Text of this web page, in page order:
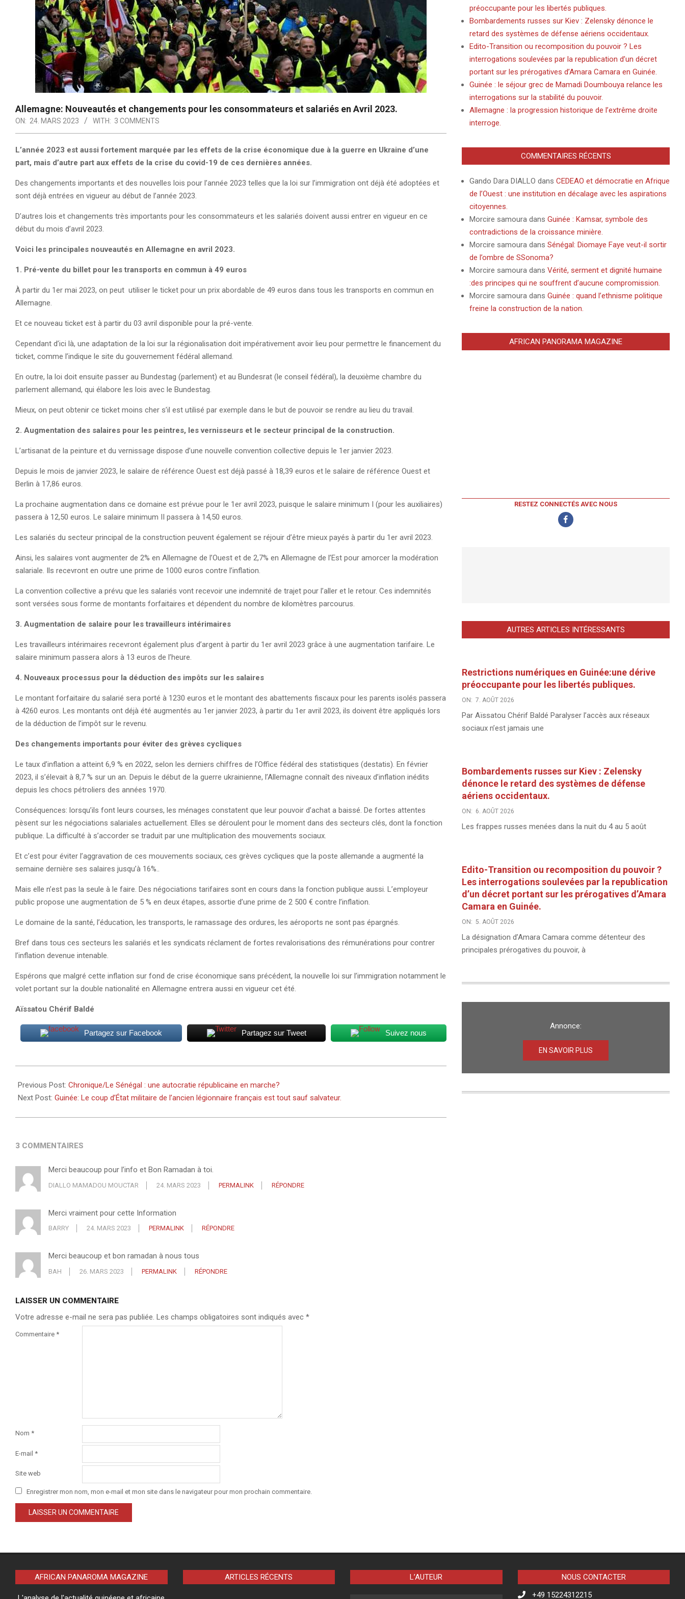
Allemagne: Nouveautés et changements pour les consommateurs et salariés en Avril 2023.
ON: 24. MARS 2023 WITH: 3 COMMENTS
L’année 2023 est aussi fortement marquée par les effets de la crise économique due à la guerre en Ukraine d’une
part, mais d’autre part aux effets de la crise du covid-19 de ces dernières années.
Des changements importants et des nouvelles lois pour l’année 2023 telles que la loi sur l’immigration ont déjà été adoptées et
sont déjà entrées en vigueur au début de l’année 2023.
D’autres lois et changements très importants pour les consommateurs et les salariés doivent aussi entrer en vigueur en ce
début du mois d’avril 2023.
Voici les principales nouveautés en Allemagne en avril 2023.
1. Pré-vente du billet pour les transports en commun à 49 euros
À partir du 1er mai 2023, on peut utiliser le ticket pour un prix abordable de 49 euros dans tous les transports en commun en
Allemagne.
Et ce nouveau ticket est à partir du 03 avril disponible pour la pré-vente.
Cependant d’ici là, une adaptation de la loi sur la régionalisation doit impérativement avoir lieu pour permettre le financement du
ticket, comme l’indique le site du gouvernement fédéral allemand.
En outre, la loi doit ensuite passer au Bundestag (parlement) et au Bundesrat (le conseil fédéral), la deuxième chambre du
parlement allemand, qui élabore les lois avec le Bundestag.
Mieux, on peut obtenir ce ticket moins cher s’il est utilisé par exemple dans le but de pouvoir se rendre au lieu du travail.
2. Augmentation des salaires pour les peintres, les vernisseurs et le secteur principal de la construction.
L’artisanat de la peinture et du vernissage dispose d’une nouvelle convention collective depuis le 1er janvier 2023.
Depuis le mois de janvier 2023, le salaire de référence Ouest est déjà passé à 18,39 euros et le salaire de référence Ouest et
Berlin à 17,86 euros.
La prochaine augmentation dans ce domaine est prévue pour le 1er avril 2023, puisque le salaire minimum I (pour les auxiliaires)
passera à 12,50 euros. Le salaire minimum II passera à 14,50 euros.
Les salariés du secteur principal de la construction peuvent également se réjouir d’être mieux payés à partir du 1er avril 2023.
Ainsi, les salaires vont augmenter de 2% en Allemagne de l’Ouest et de 2,7% en Allemagne de l’Est pour amorcer la modération
salariale. Ils recevront en outre une prime de 1000 euros contre l’inflation.
La convention collective a prévu que les salariés vont recevoir une indemnité de trajet pour l’aller et le retour. Ces indemnités
sont versées sous forme de montants forfaitaires et dépendent du nombre de kilomètres parcourus.
3. Augmentation de salaire pour les travailleurs intérimaires
Les travailleurs intérimaires recevront également plus d’argent à partir du 1er avril 2023 grâce à une augmentation tarifaire. Le
salaire minimum passera alors à 13 euros de l’heure.
4. Nouveaux processus pour la déduction des impôts sur les salaires
Le montant forfaitaire du salarié sera porté à 1230 euros et le montant des abattements fiscaux pour les parents isolés passera
à 4260 euros. Les montants ont déjà été augmentés au 1er janvier 2023, à partir du 1er avril 2023, ils doivent être appliqués lors
de la déduction de l’impôt sur le revenu.
Des changements importants pour éviter des grèves cycliques
Le taux d’inflation a atteint 6,9 % en 2022, selon les derniers chiffres de l’Office fédéral des statistiques (destatis). En février
2023, il s’élevait à 8,7 % sur un an. Depuis le début de la guerre ukrainienne, l’Allemagne connaît des niveaux d’inflation inédits
depuis les chocs pétroliers des années 1970.
Conséquences: lorsqu’ils font leurs courses, les ménages constatent que leur pouvoir d’achat a baissé. De fortes attentes
pèsent sur les négociations salariales actuellement. Elles se déroulent pour le moment dans des secteurs clés, dont la fonction
publique. La difficulté à s’accorder se traduit par une multiplication des mouvements sociaux.
Et c’est pour éviter l’aggravation de ces mouvements sociaux, ces grèves cycliques que la poste allemande a augmenté la
semaine dernière ses salaires jusqu’à 16%..
Mais elle n’est pas la seule à le faire. Des négociations tarifaires sont en cours dans la fonction publique aussi. L’employeur
public propose une augmentation de 5 % en deux étapes, assortie d’une prime de 2 500 € contre l’inflation.
Le domaine de la santé, l’éducation, les transports, le ramassage des ordures, les aéroports ne sont pas épargnés.
Bref dans tous ces secteurs les salariés et les syndicats réclament de fortes revalorisations des rémunérations pour contrer
l’inflation devenue intenable.
Espérons que malgré cette inflation sur fond de crise économique sans précédent, la nouvelle loi sur l’immigration notamment le
volet portant sur la double nationalité en Allemagne entrera aussi en vigueur cet été.
Aïssatou Chérif Baldé
Partagez sur Facebook Partagez sur Tweet Suivez nous
03-
24
Previous Post: Chronique/Le Sénégal : une autocratie républicaine en marche?
Next Post: Guinée: Le coup d’État militaire de l’ancien légionnaire français est tout sauf salvateur.
3 COMMENTAIRES
Merci beaucoup pour l’info et Bon Ramadan à toi.
DIALLO MAMADOU MOUCTAR 24. MARS 2023 PERMALINK RÉPONDRE
Merci vraiment pour cette Information
BARRY 24. MARS 2023 PERMALINK RÉPONDRE
Merci beaucoup et bon ramadan à nous tous
BAH 26. MARS 2023 PERMALINK RÉPONDRE
LAISSER UN COMMENTAIRE
Votre adresse e-mail ne sera pas publiée. Les champs obligatoires sont indiqués avec *
Commentaire *
Nom *
E-mail *
Site web
Enregistrer mon nom, mon e-mail et mon site dans le navigateur pour mon prochain commentaire.
préoccupante pour les libertés publiques.
Bombardements russes sur Kiev : Zelensky dénonce le
retard des systèmes de défense aériens occidentaux.
Edito-Transition ou recomposition du pouvoir ? Les
interrogations soulevées par la republication d’un décret
portant sur les prérogatives d’Amara Camara en Guinée.
Guinée : le séjour grec de Mamadi Doumbouya relance les
interrogations sur la stabilité du pouvoir.
Allemagne : la progression historique de l’extrême droite
interroge.
COMMENTAIRES RÉCENTS
Gando Dara DIALLO dans CEDEAO et démocratie en Afrique
de l’Ouest : une institution en décalage avec les aspirations
citoyennes.
Morcire samoura dans Guinée : Kamsar, symbole des
contradictions de la croissance minière.
Morcire samoura dans Sénégal: Diomaye Faye veut-il sortir
de l’ombre de SSonoma?
Morcire samoura dans Vérité, serment et dignité humaine
:des principes qui ne souffrent d’aucune compromission.
Morcire samoura dans Guinée : quand l’ethnisme politique
freine la construction de la nation.
AFRICAN PANORAMA MAGAZINE
RESTEZ CONNECTÉS AVEC NOUS
AUTRES ARTICLES INTÉRESSANTS
Restrictions numériques en Guinée:une dérive
préoccupante pour les libertés publiques.
ON: 7. AOÛT 2026
Par Aïssatou Chérif Baldé Paralyser l’accès aux réseaux
sociaux n’est jamais une
Bombardements russes sur Kiev : Zelensky
dénonce le retard des systèmes de défense
aériens occidentaux.
ON: 6. AOÛT 2026
Les frappes russes menées dans la nuit du 4 au 5 août
Edito-Transition ou recomposition du pouvoir ?
Les interrogations soulevées par la republication
d’un décret portant sur les prérogatives d’Amara
Camara en Guinée.
ON: 5. AOÛT 2026
La désignation d’Amara Camara comme détenteur des
principales prérogatives du pouvoir, à
Annonce:
EN SAVOIR PLUS
AFRICAN PANAROMA MAGAZINE ARTICLES RÉCENTS L’AUTEUR
NOUS CONTACTER
+49 15224312215